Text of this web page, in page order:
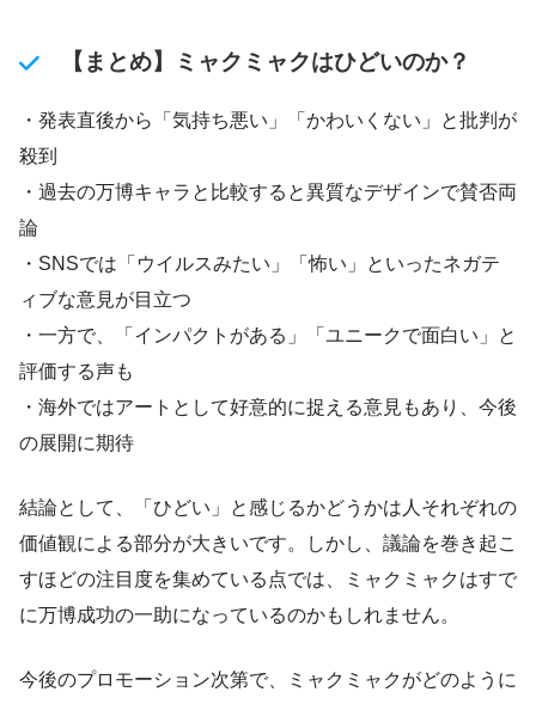
【まとめ】ミャクミャクはひどいのか？
・発表直後から「気持ち悪い」「かわいくない」と批判が
殺到
・過去の万博キャラと比較すると異質なデザインで賛否両
論
・SNSでは「ウイルスみたい」「怖い」といったネガテ
ィブな意見が目立つ
・一方で、「インパクトがある」「ユニークで面白い」と
評価する声も
・海外ではアートとして好意的に捉える意見もあり、今後
の展開に期待
結論として、「ひどい」と感じるかどうかは人それぞれの
価値観による部分が大きいです。しかし、議論を巻き起こ
すほどの注目度を集めている点では、ミャクミャクはすで
に万博成功の一助になっているのかもしれません。
今後のプロモーション次第で、ミャクミャクがどのように